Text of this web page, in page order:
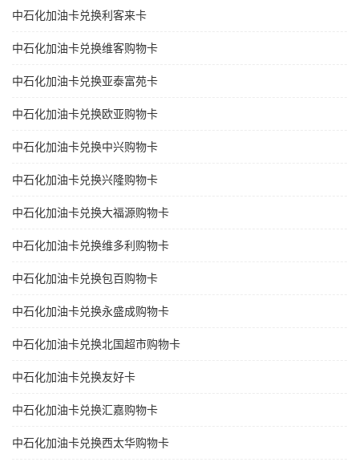
中石化加油卡兑换利客来卡
中石化加油卡兑换维客购物卡
中石化加油卡兑换亚泰富苑卡
中石化加油卡兑换欧亚购物卡
中石化加油卡兑换中兴购物卡
中石化加油卡兑换兴隆购物卡
中石化加油卡兑换大福源购物卡
中石化加油卡兑换维多利购物卡
中石化加油卡兑换包百购物卡
中石化加油卡兑换永盛成购物卡
中石化加油卡兑换北国超市购物卡
中石化加油卡兑换友好卡
中石化加油卡兑换汇嘉购物卡
中石化加油卡兑换西太华购物卡